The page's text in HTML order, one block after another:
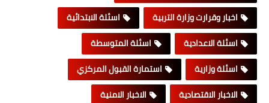
اخبار وقرارت وزارة التربية
اسئلة الابتدائية
اسئلة الاعدادية
اسئلة المتوسطة
اسئلة وزارية
استمارة القبول المركزي
الاخبار الاقتصادية
الاخبار الامنية